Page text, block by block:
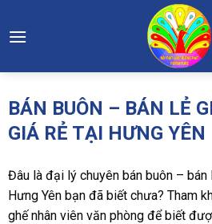
to
BÁN BUÔN – BÁN LẺ
GIÁ RẺ TẠI HƯNG YÊN
Đâu là đại lý chuyên bán buôn – bán
Hưng Yên bạn đã biết chưa? Tham
ghế nhân viên văn phòng để biết